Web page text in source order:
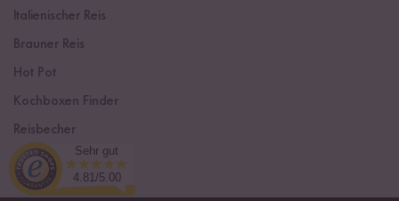
Italienischer Reis
Brauner Reis
Hot Pot
Kochboxen Finder
Reisbecher
Sushi Einsteiger Box
Sehr gut
4.81/5.00